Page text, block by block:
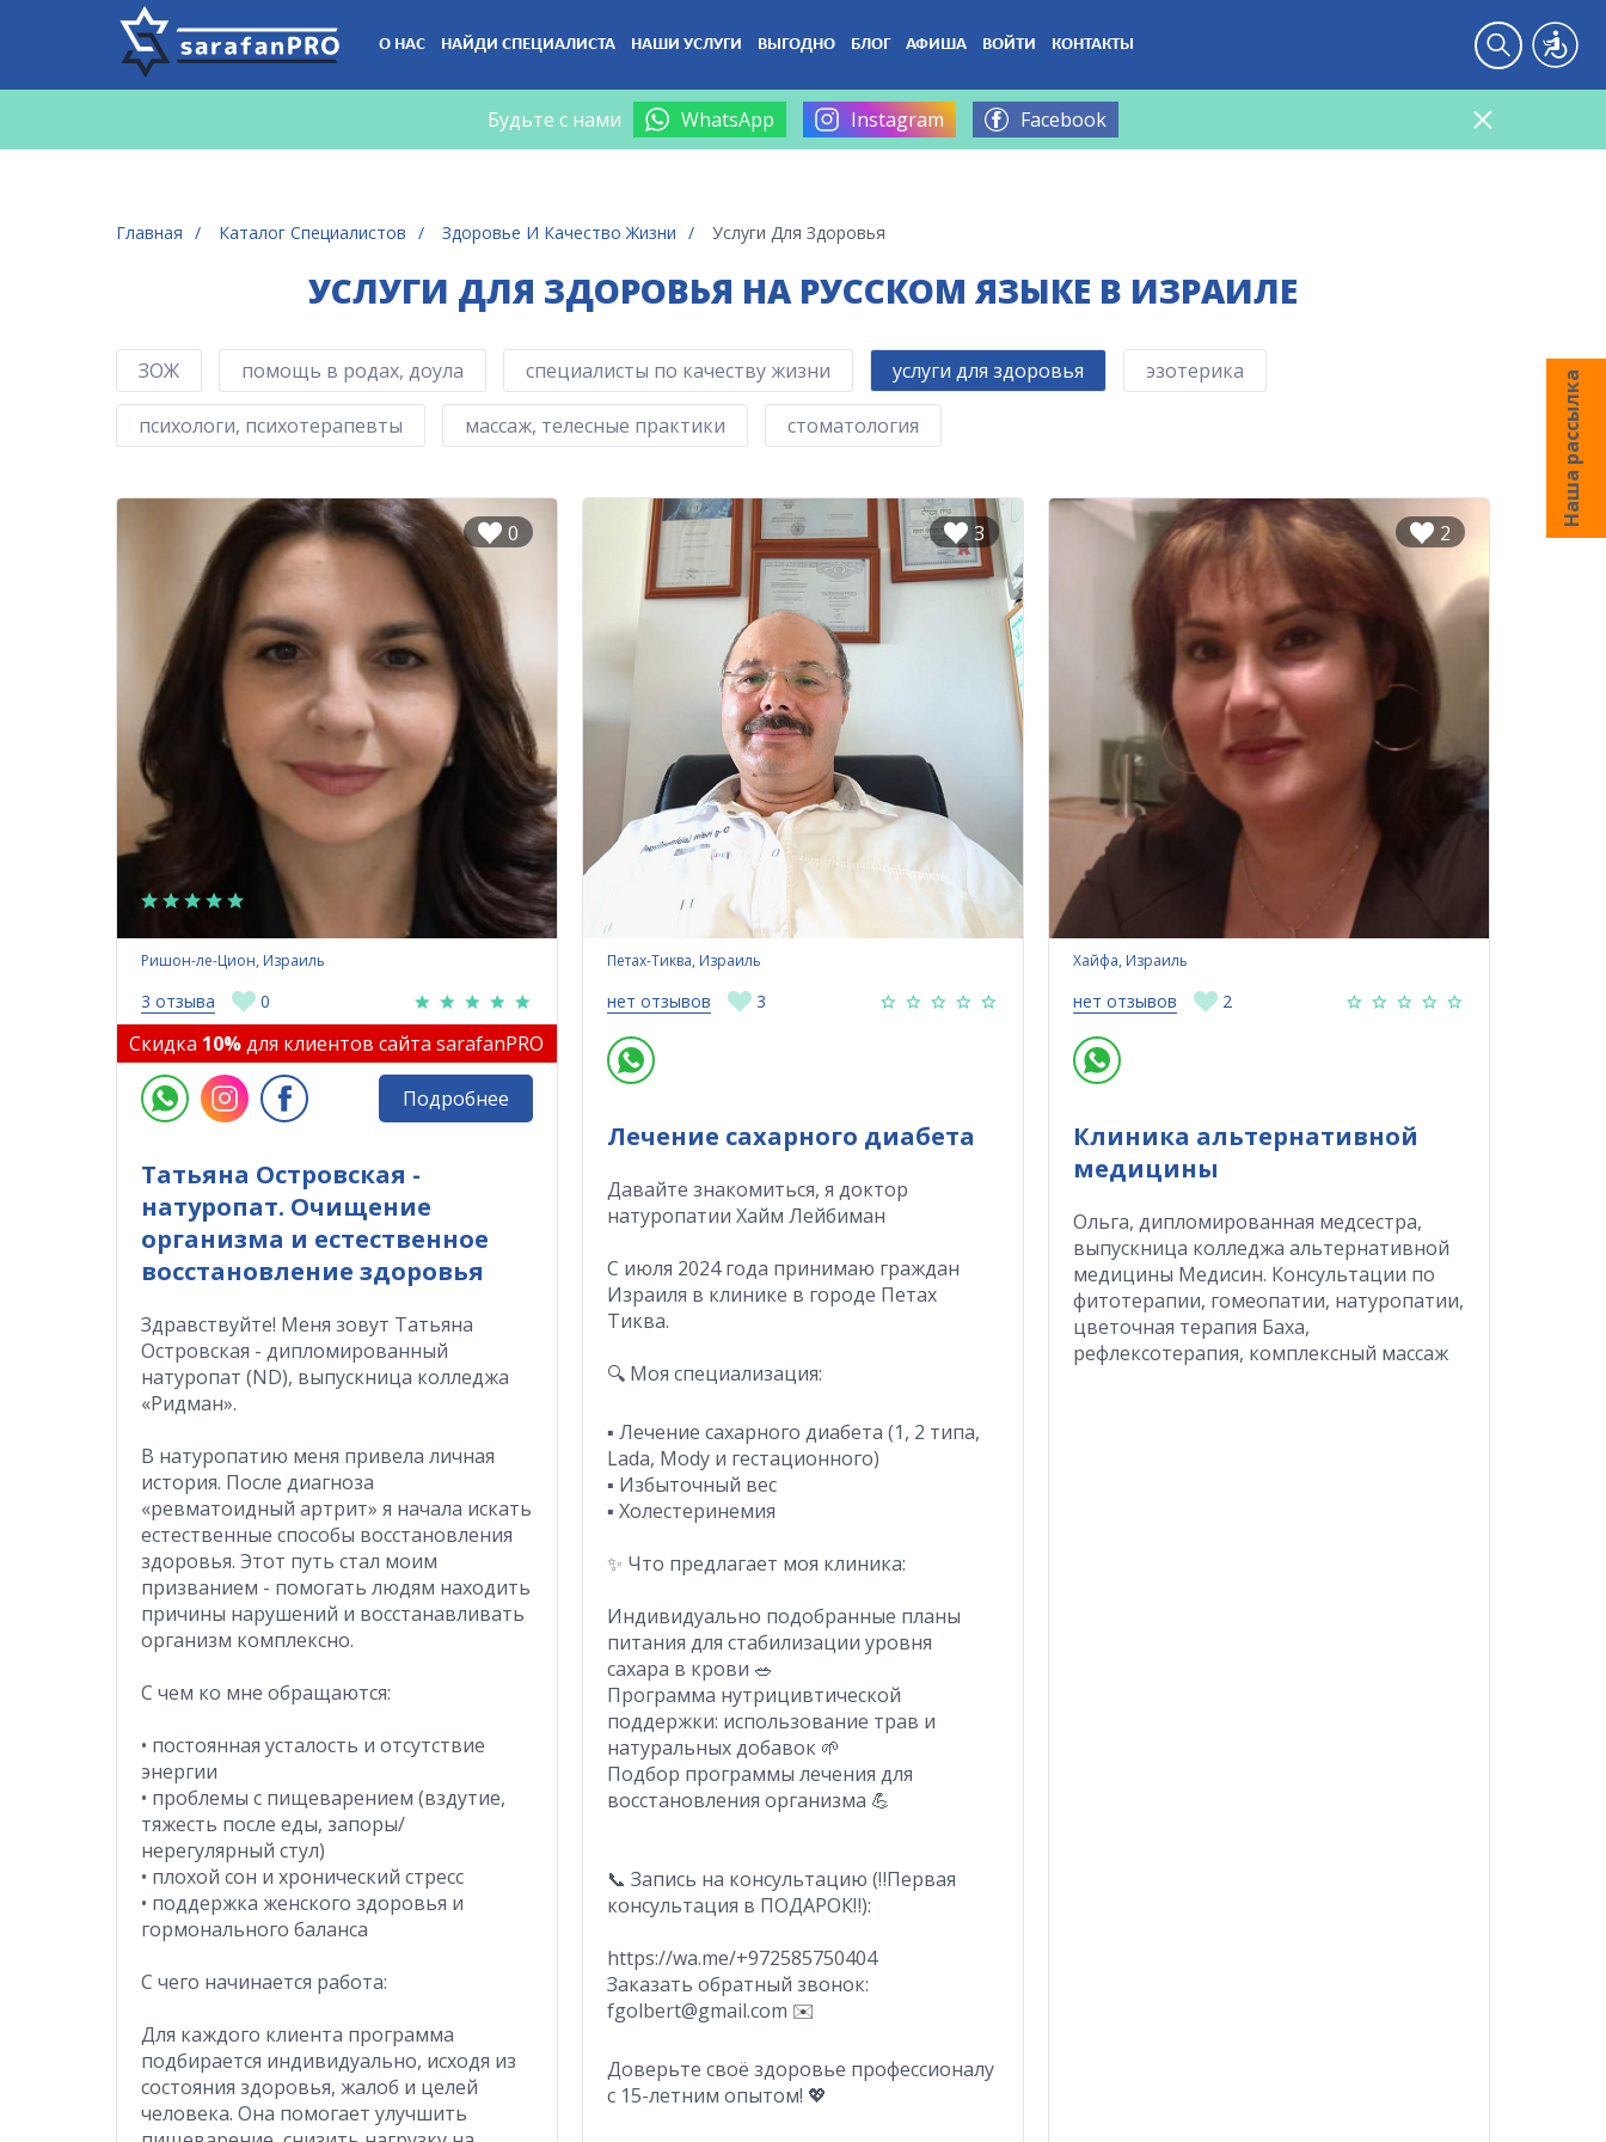
О НАС НАЙДИ СПЕЦИАЛИСТА НАШИ УСЛУГИ ВЫГОДНО БЛОГ АФИША ВОЙТИ КОНТАКТЫ
Что
Вы
ищете?
Будьте с нами
WhatsApp Instagram Facebook
Главная Каталог Специалистов Здоровье И Качество Жизни Услуги Для Здоровья
УСЛУГИ ДЛЯ ЗДОРОВЬЯ НА РУССКОМ ЯЗЫКЕ В ИЗРАИЛЕ
ЗОЖ помощь в родах, доула специалисты по качеству жизни услуги для здоровья эзотерика
психологи, психотерапевты массаж, телесные практики стоматология
0
Татьяна Островская -
натуропат. Очищение
организма и естественное
восстановление здоровья
Здравствуйте! Меня зовут Татьяна
Островская - дипломированный
натуропат (ND), выпускница колледжа
«Ридман».
В натуропатию меня привела личная
история. После диагноза
«ревматоидный артрит» я начала искать
естественные способы восстановления
здоровья. Этот путь стал моим
призванием - помогать людям находить
причины нарушений и восстанавливать
организм комплексно.
С чем ко мне обращаются:
• постоянная усталость и отсутствие
энергии
• проблемы с пищеварением (вздутие,
тяжесть после еды, запоры/
нерегулярный стул)
• плохой сон и хронический стресс
• поддержка женского здоровья и
гормонального баланса
С чего начинается работа:
Для каждого клиента программа
подбирается индивидуально, исходя из
состояния здоровья, жалоб и целей
человека. Она помогает улучшить
Ришон-ле-Цион, Израиль
3 отзыва 0
Скидка 10%для клиентов сайта sarafanPRO
Подробнее
3
Лечение сахарного диабета
Давайте знакомиться, я доктор
натуропатии Хайм Лейбиман
С июля 2024 года принимаю граждан
Израиля в клинике в городе Петах
Тиква.
🔍 Моя специализация:
▪️ Лечение сахарного диабета (1, 2 типа,
Lada, Mody и гестационного)
▪️ Избыточный вес
▪️ Холестеринемия
✨ Что предлагает моя клиника:
Индивидуально подобранные планы
питания для стабилизации уровня
сахара в крови 🥗
Программа нутрицивтической
поддержки: использование трав и
натуральных добавок 🌱
Подбор программы лечения для
восстановления организма 💪
📞 Запись на консультацию (‼️Первая
консультация в ПОДАРОК‼️):
https://wa.me/+972585750404
Заказать обратный звонок:
fgolbert@gmail.com ✉️
Доверьте своё здоровье профессионалу
с 15-летним опытом! 💖
Петах-Тиква, Израиль
нет отзывов 3
2
Клиника альтернативной
медицины
Ольга, дипломированная медсестра,
выпускница колледжа альтернативной
медицины Медисин. Консультации по
фитотерапии, гомеопатии, натуропатии,
цветочная терапия Баха,
рефлексотерапия, комплексный массаж
Хайфа, Израиль
нет отзывов 2
Наша рассылка